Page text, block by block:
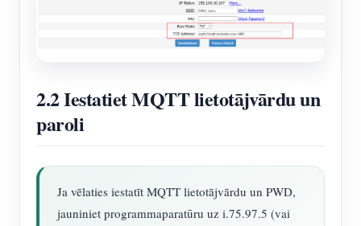
2.2 Iestatiet MQTT lietotājvārdu un
paroli
Ja vēlaties iestatīt MQTT lietotājvārdu un PWD,
jauniniet programmaparatūru uz i.75.97.5 (vai